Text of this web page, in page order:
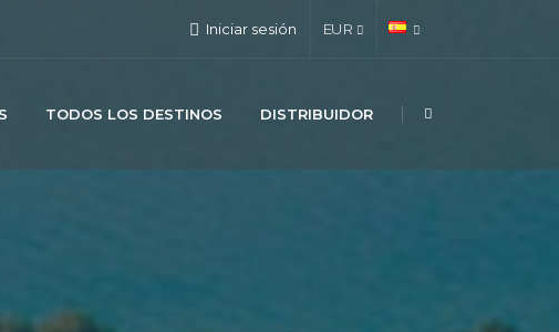
Iniciar sesión EUR
TODOS LOS DESTINOS DISTRIBUIDOR